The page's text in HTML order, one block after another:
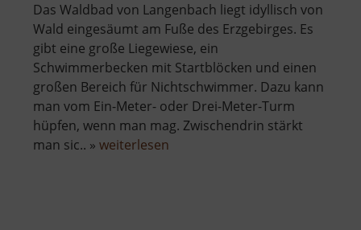
Das Waldbad von Langenbach liegt idyllisch von
Wald eingesäumt am Fuße des Erzgebirges. Es
gibt eine große Liegewiese, ein
Schwimmerbecken mit Startblöcken und einen
großen Bereich für Nichtschwimmer. Dazu kann
man vom Ein-Meter- oder Drei-Meter-Turm
hüpfen, wenn man mag. Zwischendrin stärkt
man sic.. » weiterlesen